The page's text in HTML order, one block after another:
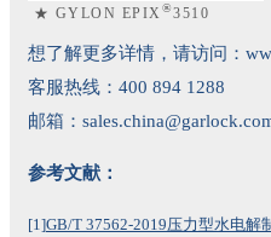
★ GYLON EPIX®3510
想了解更多详情，请访问：
客服热线：400 894 1288
邮箱：
参考文献：
[1]GB/T 37562-2019压力型水电解